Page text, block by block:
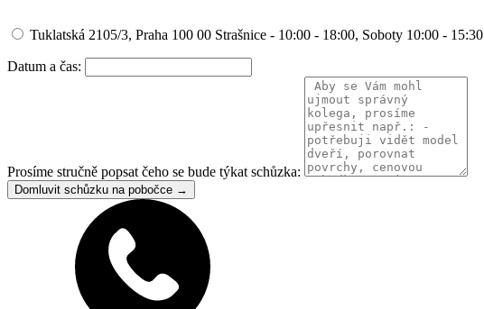
Tuklatská 2105/3, Praha 100 00 Strašnice - 10:00 - 18:00, Soboty 10:00 - 15:30
Datum a čas:
Prosíme stručně popsat čeho se bude týkat schůzka:
Domluvit schůzku na pobočce →